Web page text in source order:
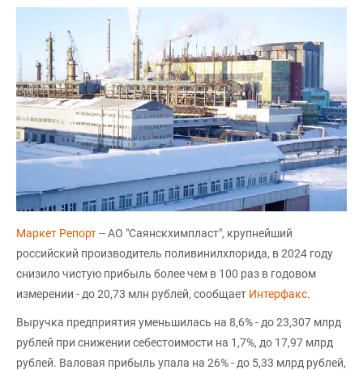
Маркет Репорт-- АО "Саянскхимпласт", крупнейший
российский производитель поливинилхлорида, в 2024 году
снизило чистую прибыль более чем в 100 раз в годовом
измерении - до 20,73 млн рублей, сообщает Интерфакс.
Выручка предприятия уменьшилась на 8,6% - до 23,307 млрд
рублей при снижении себестоимости на 1,7%, до 17,97 млрд
рублей. Валовая прибыль упала на 26% - до 5,33 млрд рублей,